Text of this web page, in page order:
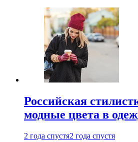
Российская
модные цвета в
2 года спустя2 года спустя